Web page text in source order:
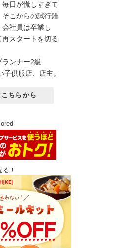
日が慌しすぎて
そこからの試行錯
社員は卒業し
スタートを切る
ランナー2級
子供服店、店主。
ちらから
る！